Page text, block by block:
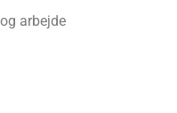
arbejde